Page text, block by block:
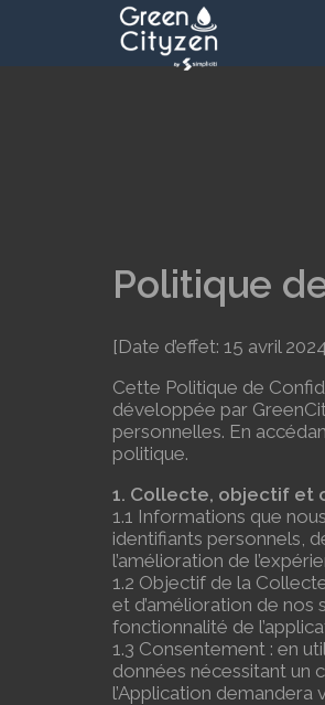
Politique
[Date d’effet: 15 avril
Cette Politique de
développée par
personnelles. En
politique.
1. Collecte, objectif et
1.1 Informations que
identifiants personnels,
l’amélioration de
1.2 Objectif de la
et d’amélioration de
fonctionnalité de
1.3 Consentement : en
données nécessitant un
l’Application demandera